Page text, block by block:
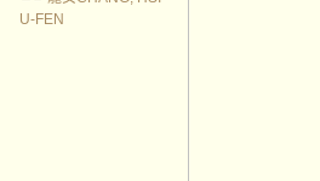
U-FEN